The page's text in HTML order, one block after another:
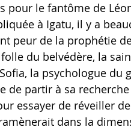
pour le fantôme de
à Igatu, il y a
peur de la prophétie
du belvédère, la
la psychologue du
de partir à sa
essayer de réveiller
dans la